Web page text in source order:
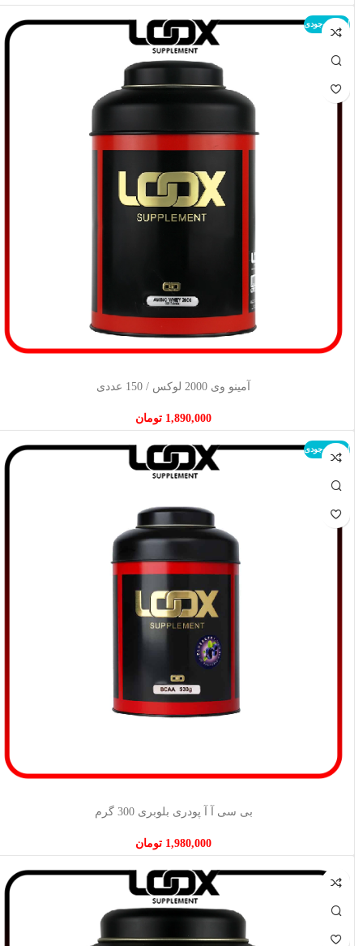
اتمام موجودی
آمینو وی 2000 لوکس / 150 عددی
1,890,000 تومان
اتمام موجودی
بی سی آ آ پودری بلوبری 300 گرم
1,980,000 تومان